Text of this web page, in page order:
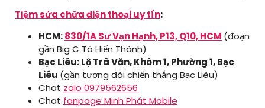
Tiệm sửa chữa điện thoại uy tín:
HCM:830/1A Sư Vạn Hạnh, P13, Q10, HCM (đoạn
gần Big C Tô Hiến Thành)
Bạc Liêu: Lộ Trà Văn, Khóm 1, Phường 1, Bạc
Liêu (gần tượng đài chiến thắng Bạc Liêu)
Chat zalo 0979562656
Chat fanpage Minh Phát Mobile